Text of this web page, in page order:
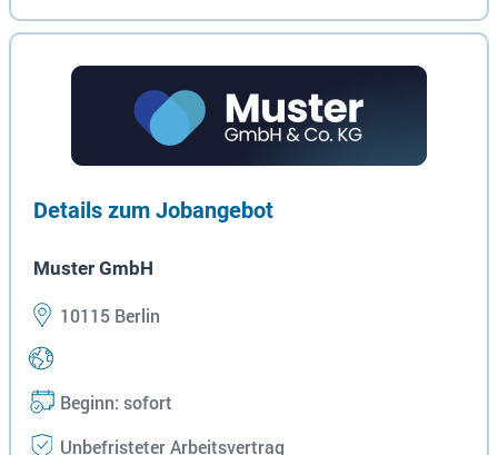
Details zum Jobangebot
Muster GmbH
10115 Berlin
Beginn: sofort
Unbefristeter Arbeitsvertrag